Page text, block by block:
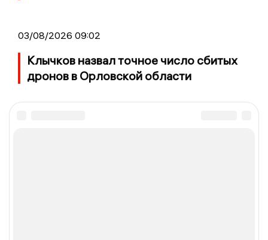
03/08/2026 09:02
Клычков назвал точное число сбитых
дронов в Орловской области